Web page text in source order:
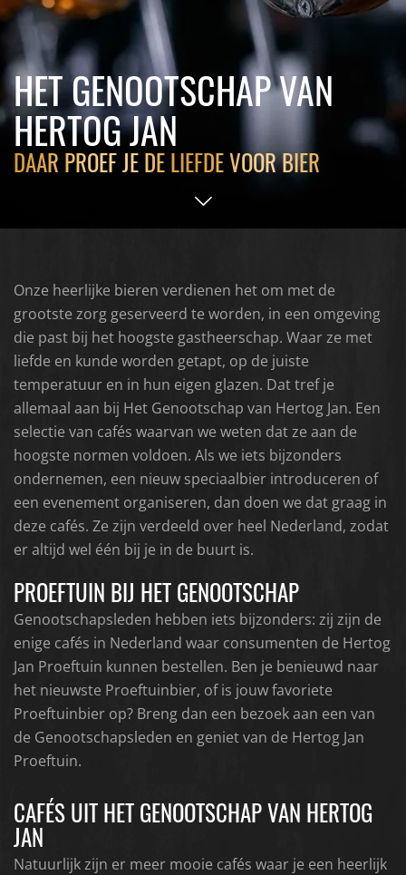
HET GENOOTSCHAP VAN
HERTOG JAN
DAAR PROEF JE DE LIEFDE VOOR BIER
Onze heerlijke bieren verdienen het om met de
grootste zorg geserveerd te worden, in een omgeving
die past bij het hoogste gastheerschap. Waar ze met
liefde en kunde worden getapt, op de juiste
temperatuur en in hun eigen glazen. Dat tref je
allemaal aan bij Het Genootschap van Hertog Jan. Een
selectie van cafés waarvan we weten dat ze aan de
hoogste normen voldoen. Als we iets bijzonders
ondernemen, een nieuw speciaalbier introduceren of
een evenement organiseren, dan doen we dat graag in
deze cafés. Ze zijn verdeeld over heel Nederland, zodat
er altijd wel één bij je in de buurt is.
PROEFTUIN BIJ HET GENOOTSCHAP
Genootschapsleden hebben iets bijzonders: zij zijn de
enige cafés in Nederland waar consumenten de Hertog
Jan Proeftuin kunnen bestellen. Ben je benieuwd naar
het nieuwste Proeftuinbier, of is jouw favoriete
Proeftuinbier op? Breng dan een bezoek aan een van
de Genootschapsleden en geniet van de Hertog Jan
Proeftuin.
CAFÉS UIT HET GENOOTSCHAP VAN HERTOG
JAN
Natuurlijk zijn er meer mooie cafés waar je een heerlijk